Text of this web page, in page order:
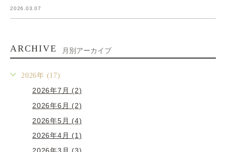
2026.03.07
ARCHIVE 月別アーカイブ
2026年 (17)
2026年7月 (2)
2026年6月 (2)
2026年5月 (4)
2026年4月 (1)